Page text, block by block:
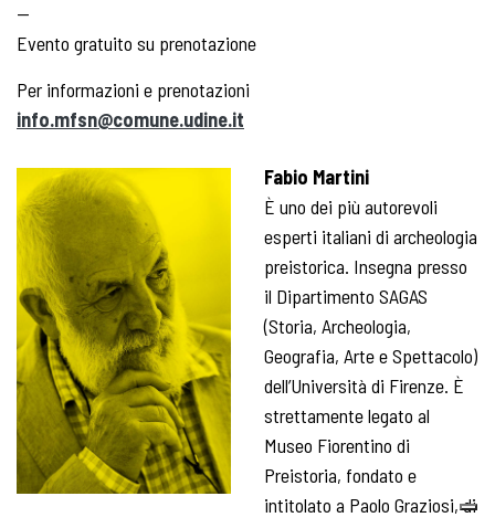
—
Evento gratuito su prenotazione
Per informazioni e prenotazioni
info.mfsn@comune.udine.it
Fabio Martini
È uno dei più autorevoli
esperti italiani di archeologia
preistorica. Insegna presso
il Dipartimento SAGAS
(Storia, Archeologia,
Geografia, Arte e Spettacolo)
dell’Università di Firenze. È
strettamente legato al
Museo Fiorentino di
Preistoria, fondato e
intitolato a Paolo Graziosi, di